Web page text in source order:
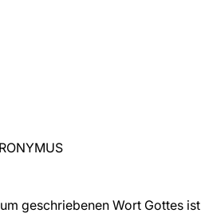
geschriebenen Wort Gottes ist